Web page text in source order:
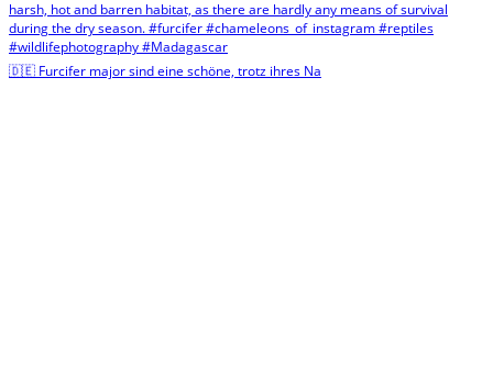
🇩🇪 Furcifer major sind eine schöne, trotz ihres Na